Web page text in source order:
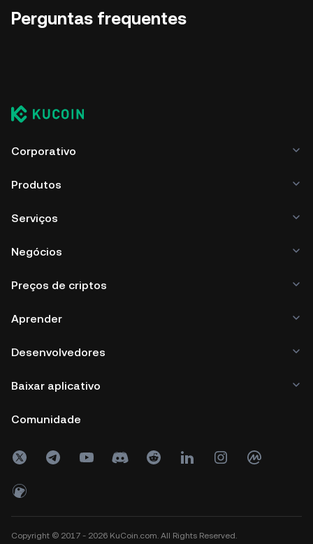
Perguntas frequentes
Corporativo
Produtos
Serviços
Negócios
Preços de criptos
Aprender
Desenvolvedores
Baixar aplicativo
Comunidade
Copyright © 2017 - 2026 KuCoin.com. All Rights Reserved.